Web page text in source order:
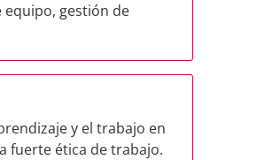
equipo, gestión de
y el trabajo en
fuerte ética de trabajo.